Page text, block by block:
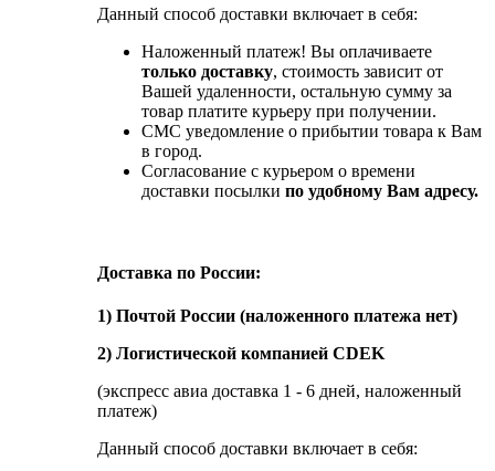
Данный способ доставки включает в себя:
Наложенный платеж! Вы оплачиваете
только доставку, стоимость зависит от
Вашей удаленности, остальную сумму за
товар платите курьеру при получении.
СМС уведомление о прибытии товара к Вам
в город.
Согласование с курьером о времени
доставки посылки по удобному Вам адресу.
Доставка по России:
1) Почтой России (наложенного платежа нет)
2) Логистической компанией CDEK
(экспресс авиа доставка 1 - 6 дней, наложенный
платеж)
Данный способ доставки включает в себя: